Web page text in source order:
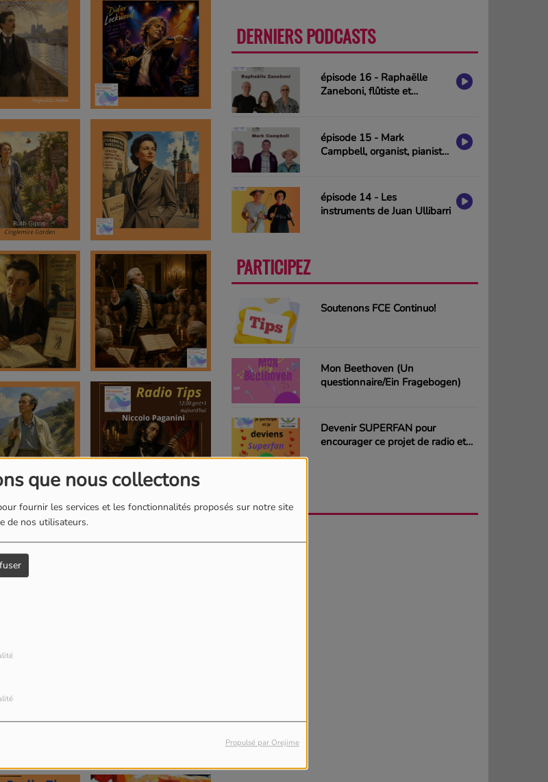
que nous collectons
fournir les services et les fonctionnalités proposés sur notre site
de nos utilisateurs.
Propulsé par Orejime
DERNIERS PODCASTS
épisode 16 - Raphaëlle
Zaneboni, flûtiste et
épisode 15 - Mark
Campbell, organist, pianist
épisode 14 - Les
instruments de Juan Ullibarri
PARTICIPEZ
Soutenons FCE Continuo!
Mon Beethoven (Un
questionnaire/Ein Fragebogen)
Devenir SUPERFAN pour
encourager ce projet de radio et
AGENDA